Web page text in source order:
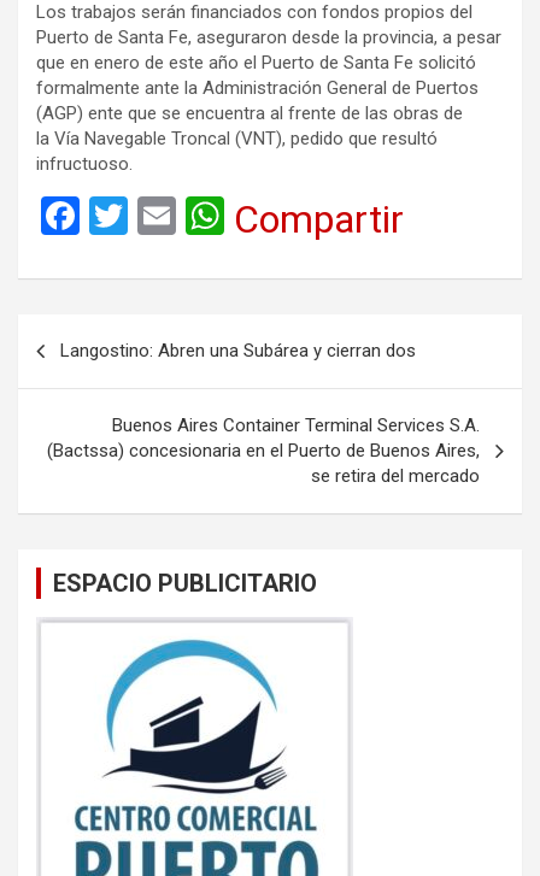
Los trabajos serán financiados con fondos propios del
Puerto de Santa Fe, aseguraron desde la provincia, a pesar
que en enero de este año el Puerto de Santa Fe solicitó
formalmente ante la Administración General de Puertos
(AGP) ente que se encuentra al frente de las obras de
la Vía Navegable Troncal (VNT), pedido que resultó
infructuoso.
F
ce
o
k
T
tt
E
ail
W
at
A
p
p
Compartir
entradas
Langostino: Abren una Subárea y cierran dos
Buenos Aires Container Terminal Services S.A.
(Bactssa) concesionaria en el Puerto de Buenos Aires,
se retira del mercado
ESPACIO PUBLICITARIO